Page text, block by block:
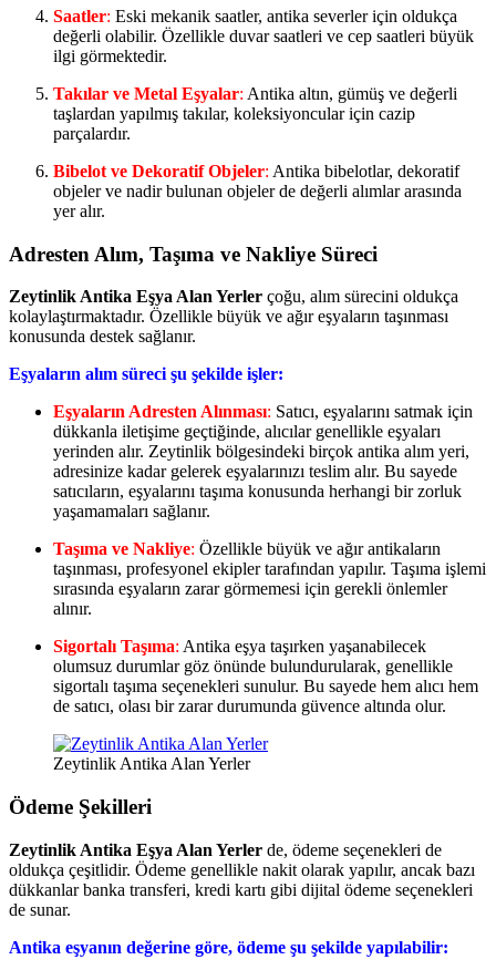
Saatler: Eski mekanik saatler, antika severler için oldukça
değerli olabilir. Özellikle duvar saatleri ve cep saatleri büyük
ilgi görmektedir.
Takılar ve Metal Eşyalar: Antika altın, gümüş ve değerli
taşlardan yapılmış takılar, koleksiyoncular için cazip
parçalardır.
Bibelot ve Dekoratif Objeler: Antika bibelotlar, dekoratif
objeler ve nadir bulunan objeler de değerli alımlar arasında
yer alır.
Adresten Alım, Taşıma ve Nakliye Süreci
Zeytinlik Antika Eşya Alan Yerler çoğu, alım sürecini oldukça
kolaylaştırmaktadır. Özellikle büyük ve ağır eşyaların taşınması
konusunda destek sağlanır.
Eşyaların alım süreci şu şekilde işler:
Eşyaların Adresten Alınması: Satıcı, eşyalarını satmak için
dükkanla iletişime geçtiğinde, alıcılar genellikle eşyaları
yerinden alır. Zeytinlik bölgesindeki birçok antika alım yeri,
adresinize kadar gelerek eşyalarınızı teslim alır. Bu sayede
satıcıların, eşyalarını taşıma konusunda herhangi bir zorluk
yaşamamaları sağlanır.
Taşıma ve Nakliye: Özellikle büyük ve ağır antikaların
taşınması, profesyonel ekipler tarafından yapılır. Taşıma işlemi
sırasında eşyaların zarar görmemesi için gerekli önlemler
alınır.
Sigortalı Taşıma: Antika eşya taşırken yaşanabilecek
olumsuz durumlar göz önünde bulundurularak, genellikle
sigortalı taşıma seçenekleri sunulur. Bu sayede hem alıcı hem
de satıcı, olası bir zarar durumunda güvence altında olur.
Zeytinlik Antika Alan Yerler
Ödeme Şekilleri
Zeytinlik Antika Eşya Alan Yerler de, ödeme seçenekleri de
oldukça çeşitlidir. Ödeme genellikle nakit olarak yapılır, ancak bazı
dükkanlar banka transferi, kredi kartı gibi dijital ödeme seçenekleri
de sunar.
Antika eşyanın değerine göre, ödeme şu şekilde yapılabilir: